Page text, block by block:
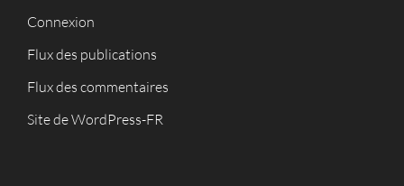
Connexion
Flux des publications
Flux des commentaires
Site de WordPress-FR